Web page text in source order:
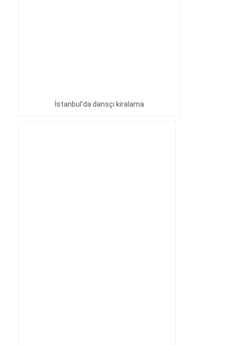
İstanbul’da dansçı kiralama